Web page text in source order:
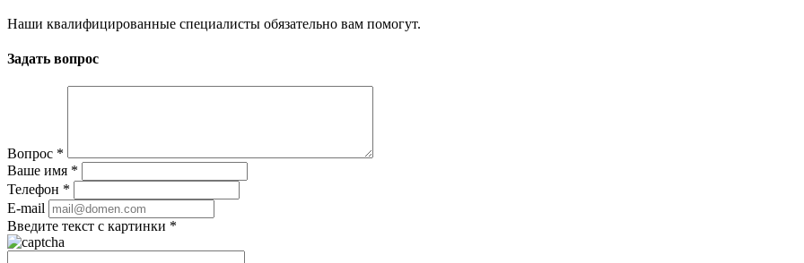
Наши квалифицированные специалисты обязательно вам помогут.
Задать вопрос
Вопрос *
Ваше имя *
Телефон *
E-mail
Введите текст с картинки *